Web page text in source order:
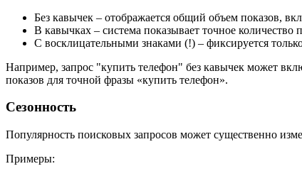
Без кавычек – отображается общий объем показов,
В кавычках – система показывает точное
С восклицательными знаками (!) – фиксируется
Например, запрос "купить телефон" без кавычек может
показов для точной фразы «купить телефон».
Сезонность
Популярность поисковых запросов может существенно
Примеры: